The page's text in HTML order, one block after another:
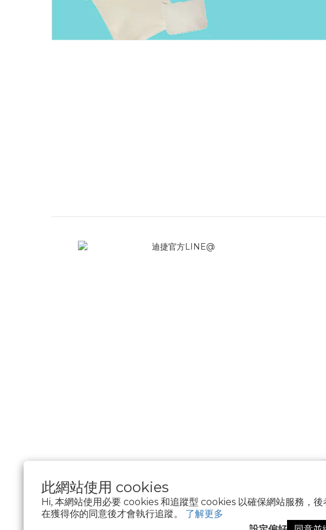
此網站使用 cookies
Hi, 本網站使用必要 cookies 和追蹤型 cookies 以確保網站服務，後
在獲得你的同意後才會執行追蹤。 了解更多
$ TWD 繁體中文